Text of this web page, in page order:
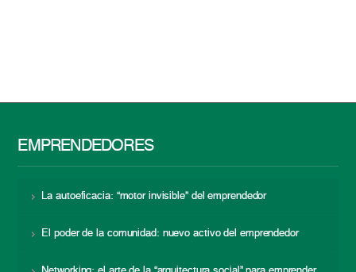
EMPRENDEDORES
La autoeficacia: “motor invisible” del emprendedor
El poder de la comunidad: nuevo activo del emprendedor